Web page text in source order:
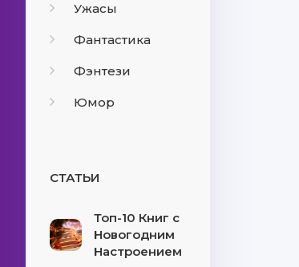
Ужасы
Фантастика
Фэнтези
Юмор
СТАТЬИ
Топ-10 Книг с
Новогодним
Настроением